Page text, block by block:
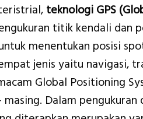
teknologi GPS
titik kendali dan
menentukan posisi
jenis yaitu navigasi,
Global Positioning
Dalam